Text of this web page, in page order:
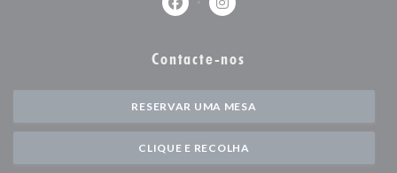
Facebook ((abre numa nova janela))
Instagram ((abre numa nova
Contacte-nos
RESERVAR UMA MESA
CLIQUE E RECOLHA